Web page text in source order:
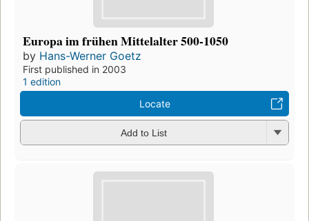
Europa im frühen Mittelalter 500-1050
by Hans-Werner Goetz
First published in 2003
1 edition
Locate
Add to List